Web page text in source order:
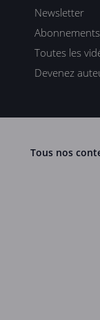
Newsletter
Abonnements
Toutes les
Devenez
Tous nos